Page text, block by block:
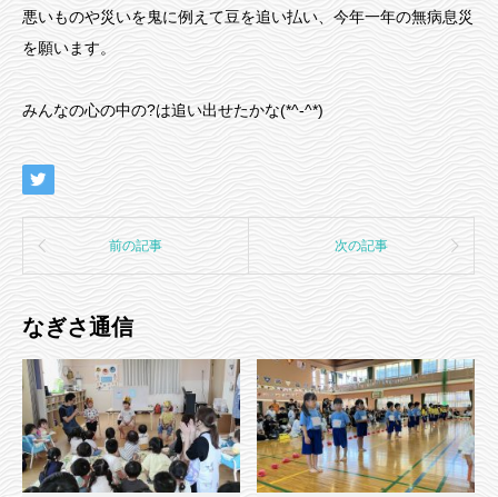
悪いものや災いを鬼に例えて豆を追い払い、今年一年の無病息災
を願います。
みんなの心の中の?は追い出せたかな(*^-^*)
前の記事 次の記事
なぎさ通信